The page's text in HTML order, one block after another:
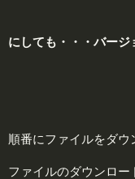
にしても・・・バージ
順番にファイルをダウ
ファイルのダウンロー